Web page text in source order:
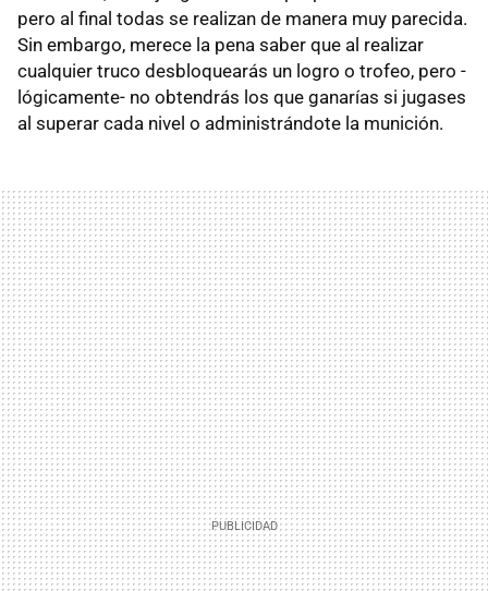
pero al final todas se realizan de manera muy parecida.
Sin embargo, merece la pena saber que al realizar
cualquier truco desbloquearás un logro o trofeo, pero -
lógicamente- no obtendrás los que ganarías si jugases
al superar cada nivel o administrándote la munición.